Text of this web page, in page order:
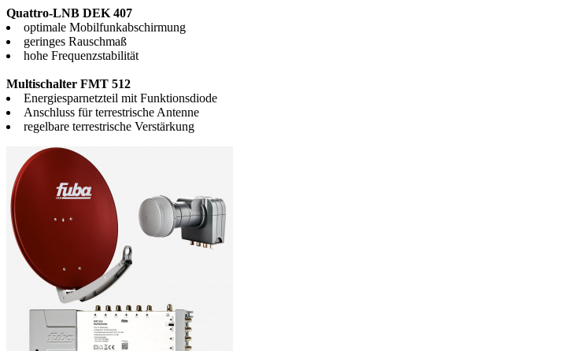
Quattro-LNB DEK 407
optimale Mobilfunkabschirmung
geringes Rauschmaß
hohe Frequenzstabilität
Multischalter FMT 512
Energiesparnetzteil mit Funktionsdiode
Anschluss für terrestrische Antenne
regelbare terrestrische Verstärkung